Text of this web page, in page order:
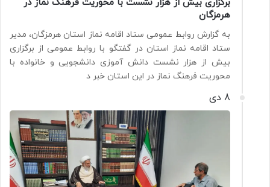
برگزاری بیش از هزار نشست با محوریت فرهنگ نماز در
هرمزگان
به گزارش روابط عمومی ستاد اقامه نماز استان هرمزگان، مدیر
ستاد اقامه نماز استان در گفتگو با روابط عمومی از برگزاری
بیش از هزار نشست دانش آموزی دانشجویی و خانواده با
محوریت فرهنگ نماز در این استان خبر د
8 دی